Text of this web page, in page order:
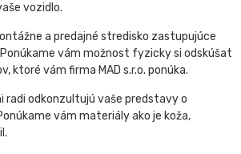
vozidlo.
a predajné stredisko zastupujúce
Ponúkame vám možnost fyzicky si odskúšat
ktoré vám firma MAD s.r.o. ponúka.
radi odkonzultujú vaše predstavy o
vám materiály ako je koža,